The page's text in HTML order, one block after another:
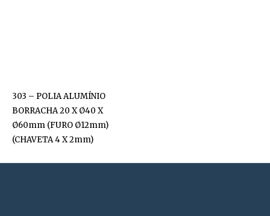
303 – POLIA ALUMÍNIO
BORRACHA 20 X Ø40 X
Ø60mm (FURO Ø12mm)
(CHAVETA 4 X 2mm)